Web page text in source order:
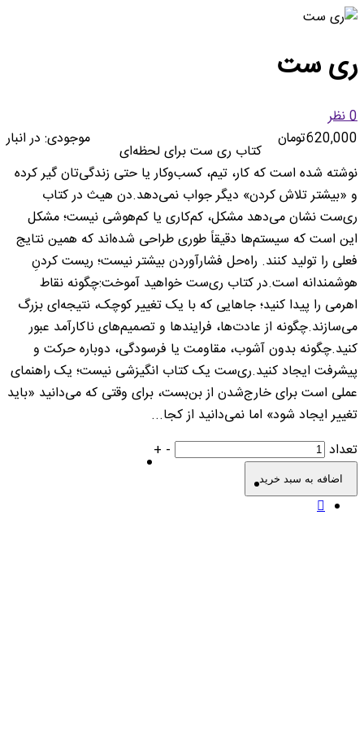
ری ست
0 نظر
620,000تومان
موجودی: در انبار
کتاب ری ست برای لحظه‌ای
نوشته شده است که کار، تیم، کسب‌وکار یا حتی زندگی‌تان گیر کرده
و «بیشتر تلاش کردن» دیگر جواب نمی‌دهد.دن هیث در کتاب
ری‌ست نشان می‌دهد مشکل، کم‌کاری یا کم‌هوشی نیست؛ مشکل
این است که سیستم‌ها دقیقاً طوری طراحی شده‌اند که همین نتایج
فعلی را تولید کنند. راه‌حل فشارآوردن بیشتر نیست؛ ریست کردنِ
هوشمندانه است.در کتاب ری‌ست خواهید آموخت:چگونه نقاط
اهرمی را پیدا کنید؛ جاهایی که با یک تغییر کوچک، نتیجه‌ای بزرگ
می‌سازند.چگونه از عادت‌ها، فرایندها و تصمیم‌های ناکارآمد عبور
کنید.چگونه بدون آشوب، مقاومت یا فرسودگی، دوباره حرکت و
پیشرفت ایجاد کنید.ری‌ست یک کتاب انگیزشی نیست؛ یک راهنمای
عملی است برای خارج‌شدن از بن‌بست، برای وقتی که می‌دانید «باید
تغییر ایجاد شود» اما نمی‌دانید از کجا...
تعداد
-
+